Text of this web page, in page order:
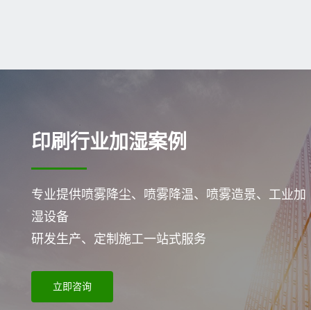
印刷行业加湿案例
专业提供喷雾降尘、喷雾降温、喷雾造景、工业加
湿设备
研发生产、定制施工一站式服务
立即咨询